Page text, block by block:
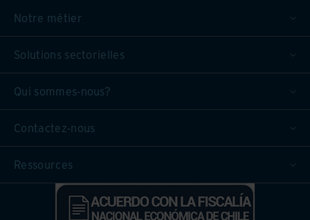
Notre métier
Solutions sectorielles
Qui sommes-nous?
Contactez-nous
Ressources